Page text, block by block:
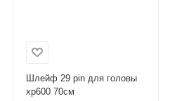
Шлейф 29 pin для головы
xp600 70см